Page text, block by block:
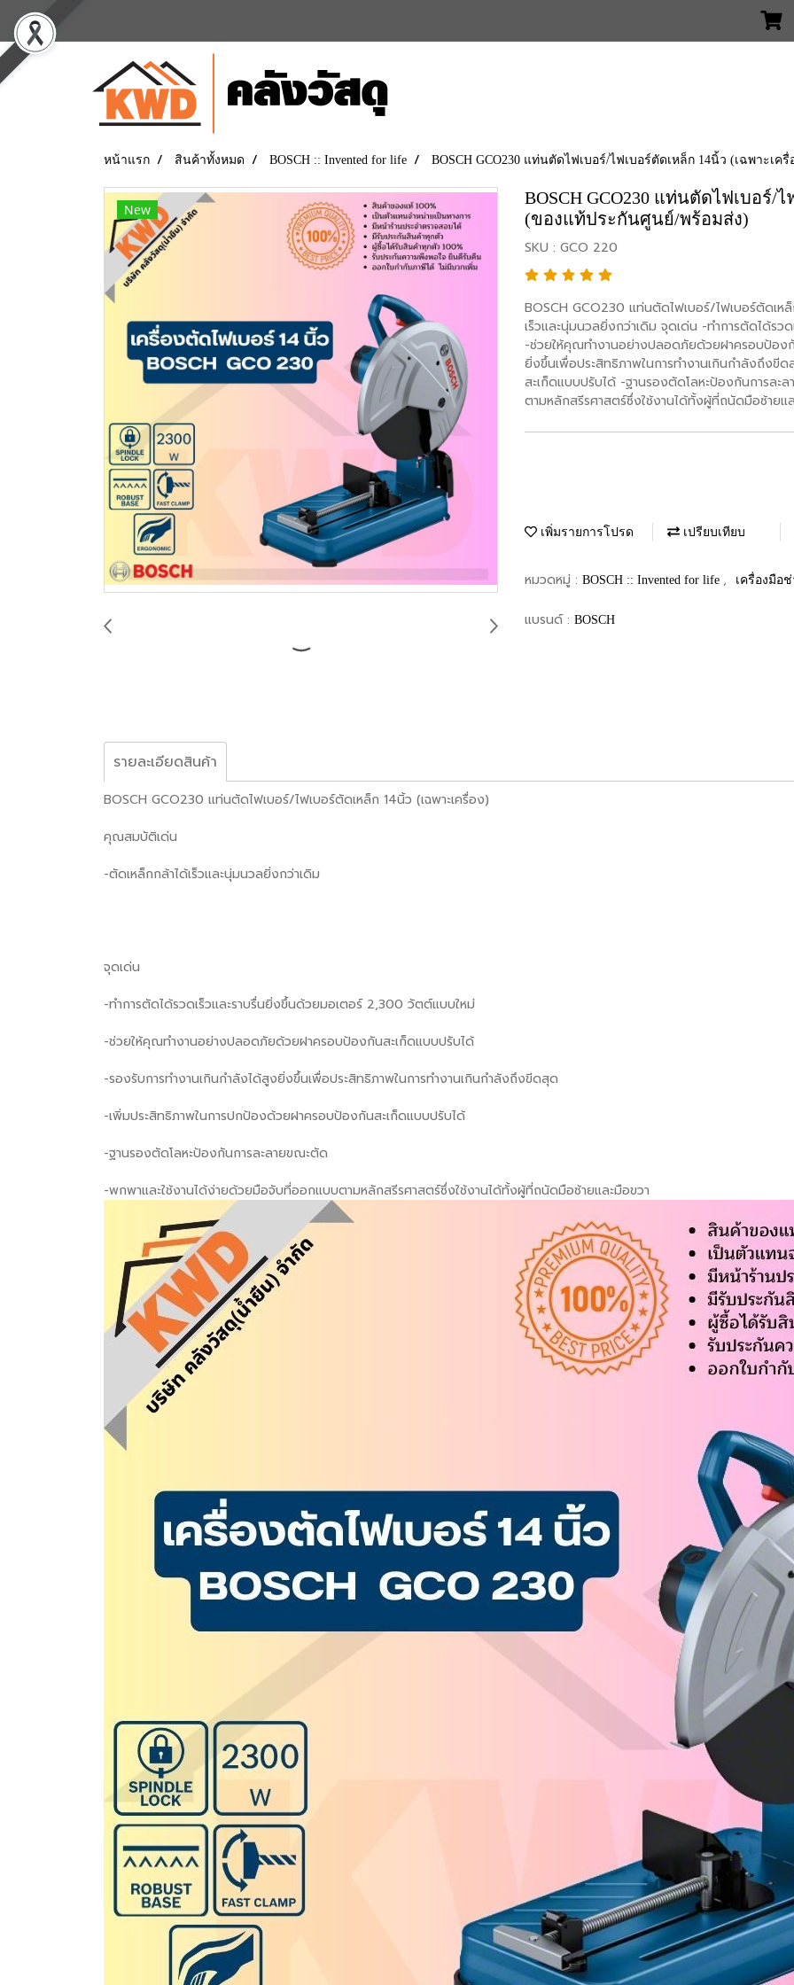
หน้าแรก สินค้าทั้งหมด BOSCH :: Invented for life BOSCH GCO230 แท่นตัดไฟเบอร์/ไฟเบอร์ตัดเหล็ก 14นิ้ว (เฉพาะเ
New
BOSCH GCO230 แท่นตัดไฟเบอร์/
(ของแท้ประกันศูนย์/พร้อมส่ง)
SKU : GCO 220
BOSCH GCO230 แท่นตัดไฟเบอร์/ไฟเบอร์ตัดเ
เร็วและนุ่มนวลยิ่งกว่าเดิม จุดเด่น -ทำการตัดได้ร
-ช่วยให้คุณทำงานอย่างปลอดภัยด้วยฝาครอบป้อง
ยิ่งขึ้นเพื่อประสิทธิภาพในการทำงานเกินกำลังถึง
สะเก็ดแบบปรับได้ -ฐานรองตัดโลหะป้องกันการล
ตามหลักสรีรศาสตร์ซึ่งใช้งานได้ทั้งผู้ที่ถนัดมือซ้ายแ
เพิ่มรายการโปรด เปรียบเทียบ
หมวดหมู่ : BOSCH :: Invented for life , เครื่องมือช่
แบรนด์ : BOSCH
รายละเอียดสินค้า
BOSCH GCO230 แท่นตัดไฟเบอร์/ไฟเบอร์ตัดเหล็ก 14นิ้ว (เฉพาะเครื่อง)
คุณสมบัติเด่น
-ตัดเหล็กกล้าได้เร็วและนุ่มนวลยิ่งกว่าเดิม
จุดเด่น
-ทำการตัดได้รวดเร็วและราบรื่นยิ่งขึ้นด้วยมอเตอร์ 2,300 วัตต์แบบใหม่
-ช่วยให้คุณทำงานอย่างปลอดภัยด้วยฝาครอบป้องกันสะเก็ดแบบปรับได้
-รองรับการทำงานเกินกำลังได้สูงยิ่งขึ้นเพื่อประสิทธิภาพในการทำงานเกินกำลังถึงขีดสุด
-เพิ่มประสิทธิภาพในการปกป้องด้วยฝาครอบป้องกันสะเก็ดแบบปรับได้
-ฐานรองตัดโลหะป้องกันการละลายขณะตัด
-พกพาและใช้งานได้ง่ายด้วยมือจับที่ออกแบบตามหลักสรีรศาสตร์ซึ่งใช้งานได้ทั้งผู้ที่ถนัดมือซ้ายและมือขวา